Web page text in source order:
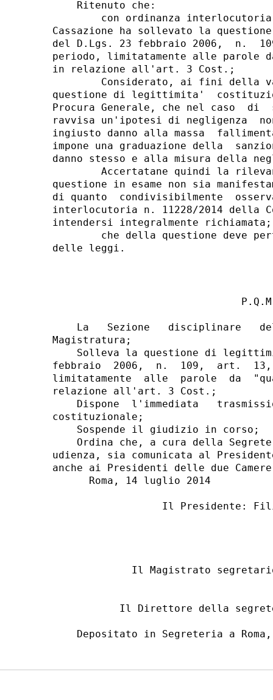
    Ritenuto che:
con ordinanza
Cassazione ha sollevato la
del D.Lgs. 23 febbraio 2006,  n.
periodo, limitatamente alle parole
in relazione all'art. 3 Cost.;
Considerato, ai fini della
questione di legittimita'
Procura Generale, che nel caso
ravvisa un'ipotesi di negligenza
ingiusto danno alla massa
impone una graduazione della
danno stesso e alla misura della
Accertatane quindi la
questione in esame non sia
di quanto  condivisibilmente
interlocutoria n. 11228/2014 della
intendersi integralmente
che della questione deve
La   Sezione   disciplinare
Magistratura;
Solleva la questione di
febbraio  2006,  n.  109,  art.  13,
limitatamente  alle  parole  da
relazione all'art. 3 Cost.;
Dispone  l'immediata
costituzionale;
    Sospende il giudizio in corso;
Ordina che, a cura della
udienza, sia comunicata al
anche ai Presidenti delle due
      Roma, 14 luglio 2014
Il Presidente:
Il Magistrato
Il Direttore della